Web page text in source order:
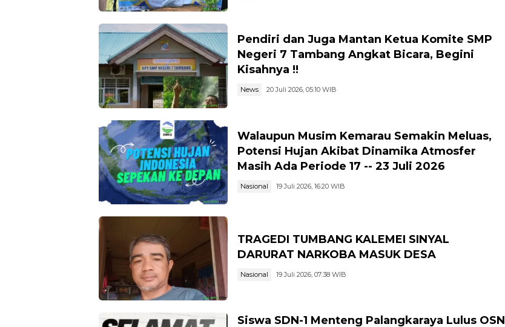
Pendiri dan Juga Mantan Ketua Komite SMP
Negeri 7 Tambang Angkat Bicara, Begini
Kisahnya !!
News 20 Juli 2026, 05:10 WIB
Walaupun Musim Kemarau Semakin Meluas,
Potensi Hujan Akibat Dinamika Atmosfer
Masih Ada Periode 17 -- 23 Juli 2026
Nasional 19 Juli 2026, 16:20 WIB
TRAGEDI TUMBANG KALEMEI SINYAL
DARURAT NARKOBA MASUK DESA
Nasional 19 Juli 2026, 07:38 WIB
Siswa SDN-1 Menteng Palangkaraya Lulus OSN